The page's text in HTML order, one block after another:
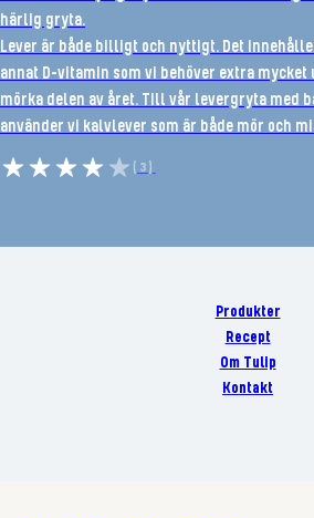
härlig gryta.
Lever är både billigt och nyttigt. Det
annat D-vitamin som vi behöver extra mycket
mörka delen av året. Till vår levergryta med
använder vi kalvlever som är både mör och
(3)
Produkter
Recept
Om Tulip
Kontakt